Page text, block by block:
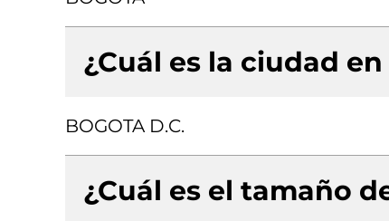
¿Cuál es la ciudad
BOGOTA D.C.
¿Cuál es el tamaño